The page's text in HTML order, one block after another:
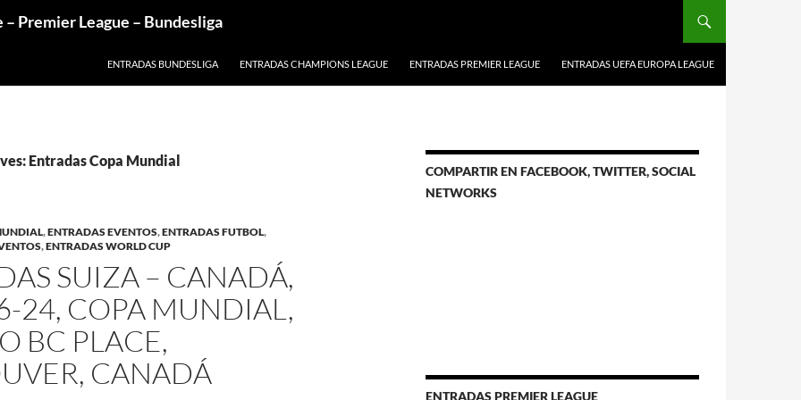
Premier League – Bundesliga
ENTRADAS BUNDESLIGA ENTRADAS CHAMPIONS LEAGUE ENTRADAS PREMIER LEAGUE ENTRADAS UEFA EUROPA LEAGUE
Entradas Copa Mundial
,ENTRADAS EVENTOS,ENTRADAS FUTBOL,
,ENTRADAS WORLD CUP
SUIZA – CANADÁ,
24, COPA MUNDIAL,
BC PLACE,
CANADÁ
COMPARTIR EN FACEBOOK, TWITTER, SOCIAL
NETWORKS
ENTRADAS PREMIER LEAGUE